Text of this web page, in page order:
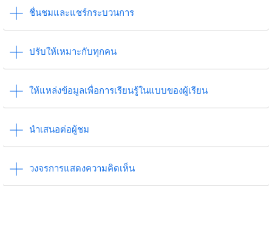
ชื่นชมและแชร์กระบวนการ
ปรับให้เหมาะกับทุกคน
ให้แหล่งข้อมูลเพื่อการเรียนรู้ในแบบของผู้เรียน
นำเสนอต่อผู้ชม
วงจรการแสดงความคิดเห็น